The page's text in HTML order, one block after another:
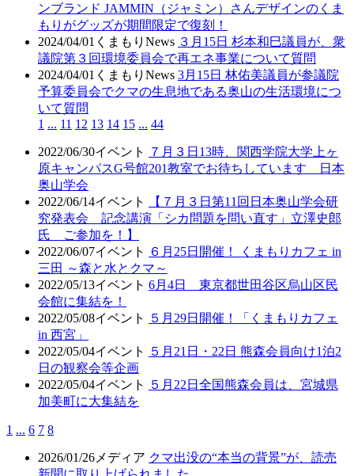
ンブランド JAMMIN（ジャミン）さんデザインのくま
もりがグッズが期間限定で復刻！
2024/04/01 くまもりNews ３月15日 杉本和巳議員が、衆
議院第３回環境委員会で再エネ事業について質問
2024/04/01 くまもりNews 3月15日 林佑美議員が参議院
予算委員会でクマの生息地である奥山の生活環境につ
いて質問
1 ... 11 12 13 14 15 ... 44
2022/06/30イベント
７月３日13時、関西学院大学上ヶ
原キャンパスG号館201教室でお待ちしています 日本
奥山学会
2022/06/14イベント
【７月３日第11回日本奥山学会研
究発表会 記念講演「シカ問題を問い直す」立澤史郎
氏 ご参加を！】
2022/06/07イベント
６月25日開催！ くまもりカフェ in
三田 ～森と水とクマ～
2022/05/13イベント 6月4日 東京都世田谷区烏山区民
会館に集結を！
2022/05/08イベント
５月29日開催！「くまもりカフェ
in 西宮」
2022/05/04イベント
５月21日・22日 熊森会員向け1泊2
日の観察会等企画
2022/05/04イベント
５月22日全国熊森会員は、宮城県
加美町に大集結を
1 ... 6 7 8
2026/01/26 メディア クマ出没の“本当の背景”が、読売